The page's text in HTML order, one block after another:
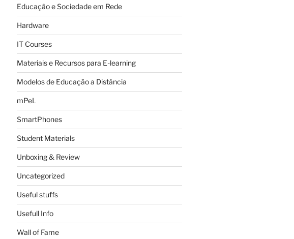
Educação e Sociedade em Rede
Hardware
IT Courses
Materiais e Recursos para E-learning
Modelos de Educação a Distância
mPeL
SmartPhones
Student Materials
Unboxing & Review
Uncategorized
Useful stuffs
Usefull Info
Wall of Fame